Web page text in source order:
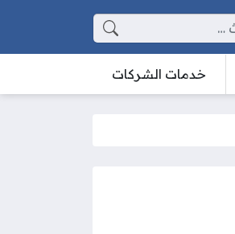
خدمات الشركات